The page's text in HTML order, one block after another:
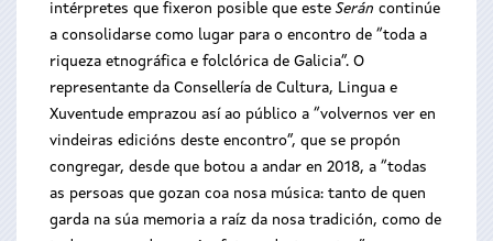
intérpretes que fixeron posible que este Serán continúe
a consolidarse como lugar para o encontro de “toda a
riqueza etnográfica e folclórica de Galicia”. O
representante da Consellería de Cultura, Lingua e
Xuventude emprazou así ao público a “volvernos ver en
vindeiras edicións deste encontro”, que se propón
congregar, desde que botou a andar en 2018, a “todas
as persoas que gozan coa nosa música: tanto de quen
garda na súa memoria a raíz da nosa tradición, como de